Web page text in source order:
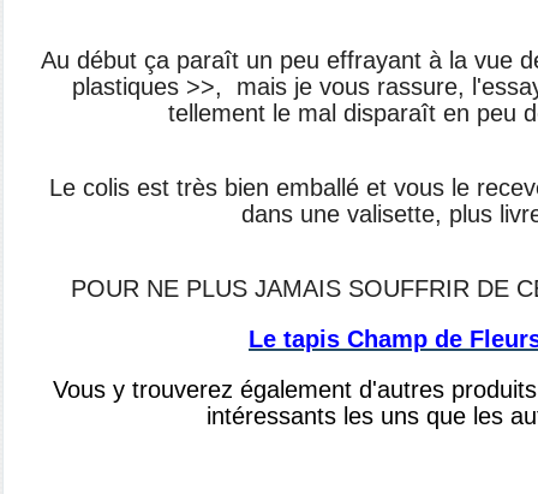
Au début ça paraît un peu effrayant à la vue
plastiques >>, mais je vous rassure,
tellement le mal disparaît en peu
Le colis est très bien emballé et vous le
dans une valisette, plus
POUR NE PLUS JAMAIS SOUFFRIR DE
Le tapis Champ de
Vous y trouverez également d'autres
intéressants les uns que les